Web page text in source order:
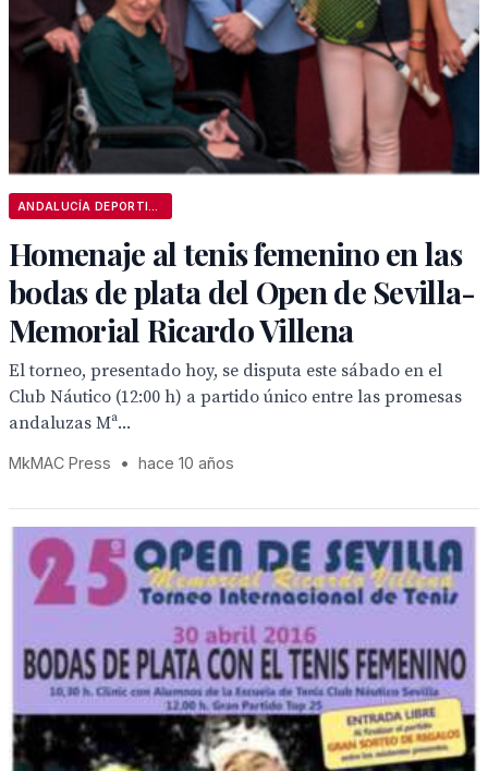
Homenaje al tenis femenino en las
bodas de plata del Open de Sevilla-
Memorial Ricardo Villena
El torneo, presentado hoy, se disputa este sábado en el
Club Náutico (12:00 h) a partido único entre las promesas
andaluzas Mª...
MkMAC Press • hace 10 años